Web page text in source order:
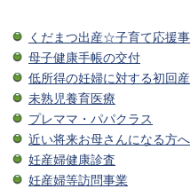
くだまつ出産☆子育て応援
母子健康手帳の交付
低所得の妊婦に対する初回
未熟児養育医療
プレママ・パパクラス
近い将来お母さんになる方へ
妊産婦健康診査
妊産婦等訪問事業